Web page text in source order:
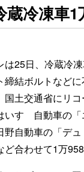
蔵冷凍車
は25日、冷蔵冷
締結ボルトなどに
国土交通省にリ
いすゞ自動車の
自動車の「デュ
ど合わせて1万